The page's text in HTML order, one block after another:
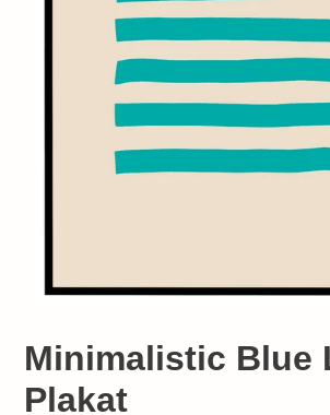
Minimalistic Blue
Plakat